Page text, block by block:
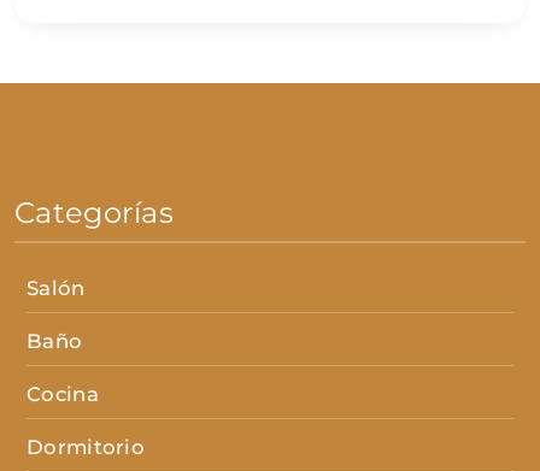
Categorías
Salón
Baño
Cocina
Dormitorio